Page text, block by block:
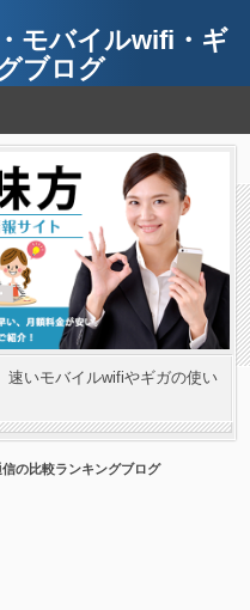
モバイルwifi・ギ
ブログ
速いモバイルwifiやギガの使い
の比較ランキングブログ